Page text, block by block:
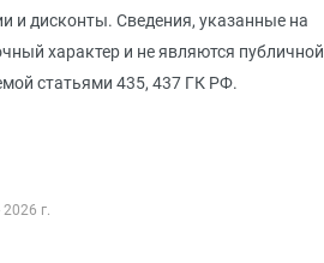
и дисконты. Сведения, указанные на
характер и не являются публичной
статьями 435, 437 ГК РФ.
г.